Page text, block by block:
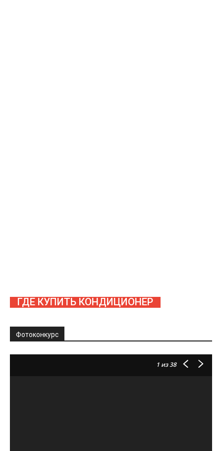
ГДЕ КУПИТЬ КОНДИЦИОНЕР
Фотоконкурс
1 из 38